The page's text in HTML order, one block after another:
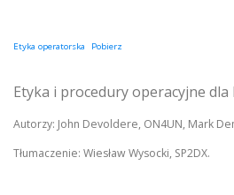
INFORMACJE ODDZIAŁOWE
Etyka operatorska Pobierz
Etyka i procedury operacyjne
Autorzy: John Devoldere, ON4UN, Mark
Tłumaczenie: Wiesław Wysocki, SP2DX.